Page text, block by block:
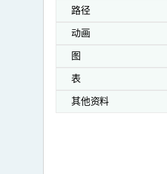
路径
动画
图
表
其他资料